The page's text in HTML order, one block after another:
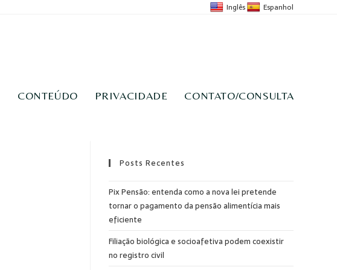
Inglês Espanhol
CONTEÚDO PRIVACIDADE CONTATO/CONSULTA
Posts Recentes
Pix Pensão: entenda como a nova lei pretende
tornar o pagamento da pensão alimentícia mais
eficiente
Filiação biológica e socioafetiva podem coexistir
no registro civil